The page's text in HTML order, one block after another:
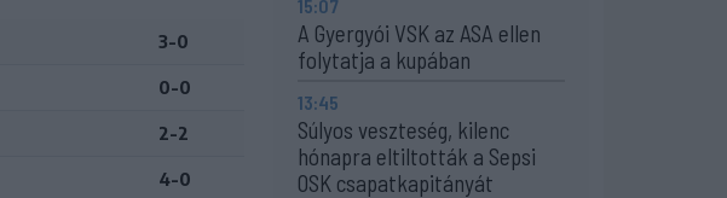
3-0
0-0
2-2
4-0
15:07
A Gyergyói VSK az ASA ellen
folytatja a kupában
13:45
Súlyos veszteség, kilenc
hónapra eltiltották a Sepsi
OSK csapatkapitányát